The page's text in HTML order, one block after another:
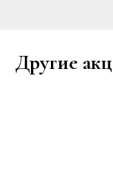
Другие